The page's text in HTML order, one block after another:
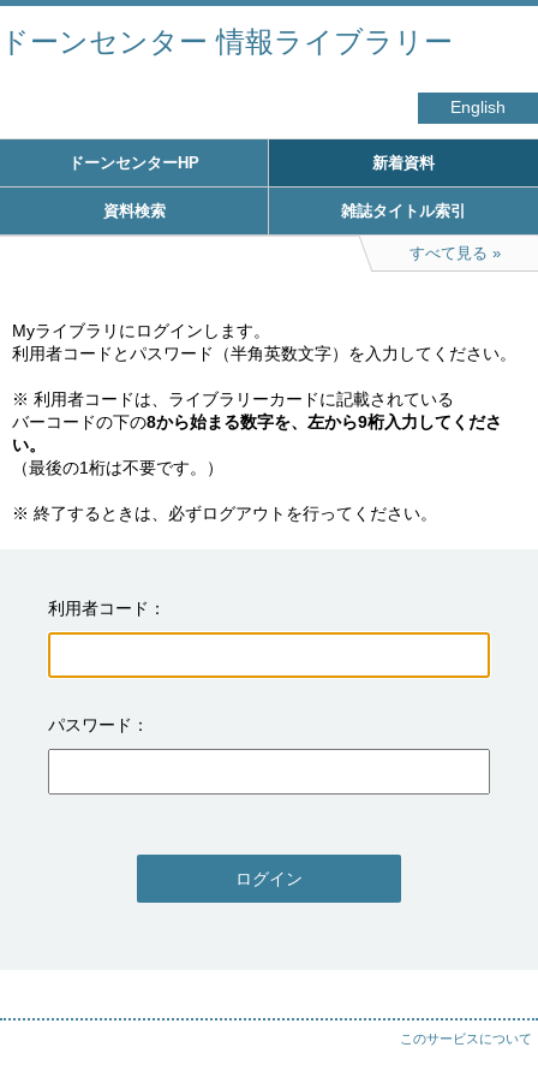
ドーンセンター 情報ライブラリー
English
ドーンセンターHP 新着資料
資料検索 雑誌タイトル索引
すべて見る
Myライブラリにログインします。
利用者コードとパスワード（半角英数文字）を入力してください。
※ 利用者コードは、ライブラリーカードに記載されている
バーコードの下の8から始まる数字を、左から9桁入力してくださ
い。
（最後の1桁は不要です。）
※ 終了するときは、必ずログアウトを行ってください。
利用者コード
パスワード
ログイン
このサービスについて